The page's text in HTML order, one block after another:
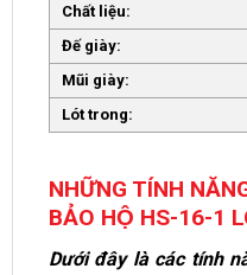
Chất liệu:
Đế giày:
Mũi giày:
Lót trong:
NHỮNG TÍNH
BẢO HỘ HS-16-1
Dưới đây là các tính